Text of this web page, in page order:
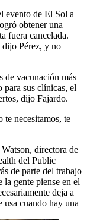
evento de El Sol a
obtener una
fuera cancelada.
dijo Pérez, y no
de vacunación más
sus clínicas, el
dijo Fajardo.
te necesitamos, te
directora de
del Public
de parte del trabajo
gente piense en el
deja a
usa cuando hay una